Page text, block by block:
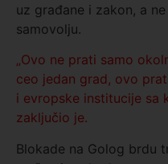
uz građane i zakon, a
samovolju.
„Ovo ne prati samo
ceo jedan grad, ovo
i evropske institucije sa
zaključio je.
Blokade na Golog brdu